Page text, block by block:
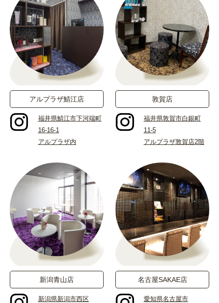
アルプラザ鯖江店
福井県鯖江市下河端町
16-16-1
アルプラザ内
敦賀店
福井県敦賀市白銀町
11-5
アルプラザ敦賀店2階
新潟青山店
新潟県新潟市西区
名古屋SAKAE店
愛知県名古屋市